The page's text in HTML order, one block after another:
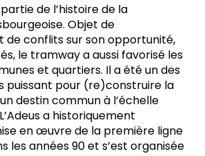
de l’histoire de la
Objet de
de conflits sur son opportunité,
le tramway a aussi favorisé les
et quartiers. Il a été un des
puissant pour (re)construire la
destin commun à l’échelle
a historiquement
en œuvre de la première ligne
les années 90 et s’est organisée